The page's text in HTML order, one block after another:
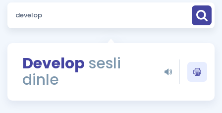
Sözlük
Rehberlik Aracı
ÖSYM Sınav Takvimi
Hakkımızda
Develop sesli
dinle